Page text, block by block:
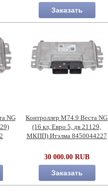
Заказать
NG
Контроллер М74.9 Веста NG
(16 кл, Евро 5, дв 21129,
МКПП) Итэлма 8450044227
30 000.00 RUB
Заказать